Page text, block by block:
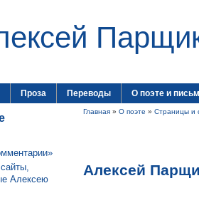
Проза Переводы О поэте и
Алексею
Главная » О поэте » Страницы и
Алексей